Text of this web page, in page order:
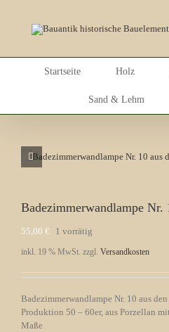
Startseite Holz
Sand & Lehm
Badezimmerwandlampe Nr.
55,00 € 1 vorrätig
inkl. 19 % MwSt. zzgl. Versandkosten
Badezimmerwandlampe Nr. 10 aus
Produktion 50 – 60er, aus Porzellan
Maße